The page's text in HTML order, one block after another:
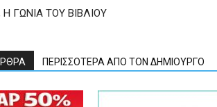
Η ΓΩΝΙΑ ΤΟΥ ΒΙΒΛΙΟΥ
ΠΕΡΙΣΣΟΤΕΡΑ ΑΠΟ ΤΟΝ ΔΗΜΙΟΥΡΓΟ